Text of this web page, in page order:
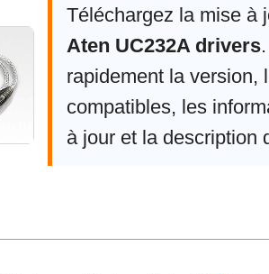
Téléchargez la mise à
Aten UC232A drivers
rapidement la version,
compatibles, les
à jour et la description